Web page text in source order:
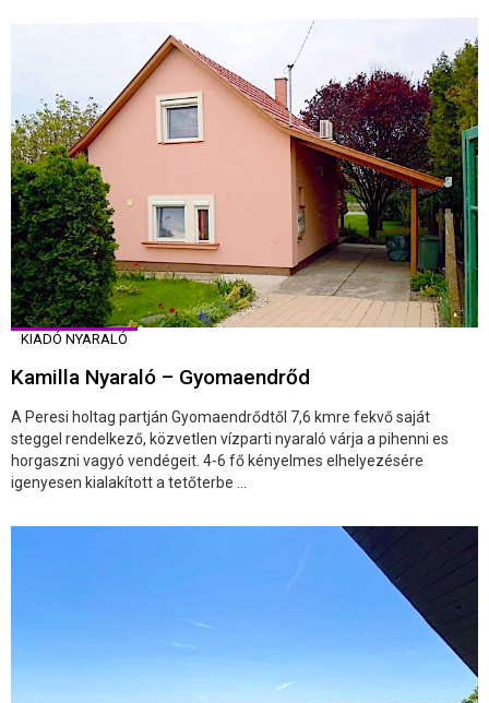
KIADÓ NYARALÓ
Kamilla Nyaraló – Gyomaendrőd
A Peresi holtag partján Gyomaendrődtől 7,6 kmre fekvő saját
steggel rendelkező, közvetlen vízparti nyaraló várja a pihenni es
horgaszni vagyó vendégeit. 4-6 fő kényelmes elhelyezésére
igenyesen kialakított a tetőterbe ...